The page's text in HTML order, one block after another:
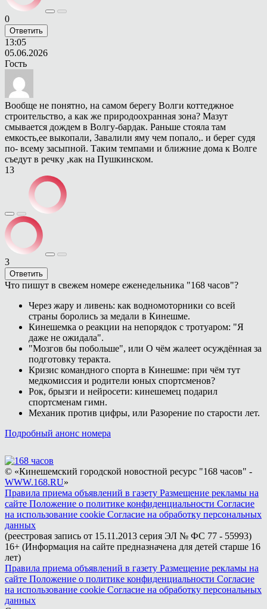
0
Ответить
13:05
05.06.2026
Гость
Вообще не понятно, на самом берегу Волги коттеджное
строительство, а как же природоохранная зона? Мазут
смывается дождем в Волгу-бардак. Раньше стояла там
емкость,ее выкопали, Завалили яму чем попало,. и берег судя
по- всему засыпной. Таким темпами и ближние дома к Волге
съедут в речку ,как на Пушкинском.
13
3
Ответить
Что пишут в свежем номере еженедельника "168 часов"?
Через жару и ливень: как водномоторники со всей
страны боролись за медали в Кинешме.
Кинешемка о реакции на непорядок с тротуаром: "Я
даже не ожидала".
"Мозгов бы побольше", или О чём жалеет осуждённая за
подготовку теракта.
Кризис командного спорта в Кинешме: при чём тут
медкомиссия и родители юных спортсменов?
Рок, брызги и нейросети: кинешемец подарил
спортсменам гимн.
Механик против цифры, или Разорение по старости лет.
Подробный анонс номера
© «Кинешемский городской новостной ресурс "168 часов" -
WWW.168.RU»
Правила приема объявлений в газету Размещение рекламы на
сайте Положение о политике конфиденциальности Согласие
на использование cookie Согласие на обработку персональных
данных
(реестровая запись от 15.11.2013 серия ЭЛ № ФС 77 - 55993)
16+ (Информация на сайте предназначена для детей старше 16
лет)
Правила приема объявлений в газету Размещение рекламы на
сайте Положение о политике конфиденциальности Согласие
на использование cookie Согласие на обработку персональных
данных